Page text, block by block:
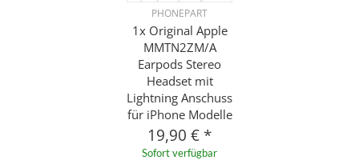
PHONEPART
1x Original Apple
MMTN2ZM/A
Earpods Stereo
Headset mit
Lightning Anschuss
für iPhone Modelle
19,90 € *
Sofort verfügbar